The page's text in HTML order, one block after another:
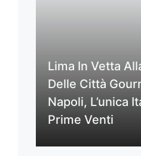
Lima In Vetta
Delle Città
Napoli, L’unica
Prime Venti